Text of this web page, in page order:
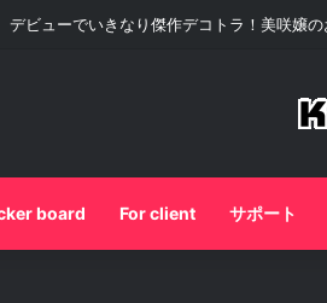
デビューでいきなり傑作デコトラ！美咲嬢の
board For client サポート